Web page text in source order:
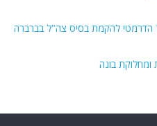
הדרמטי להקמת בסיס צה"ל בברברה
בונה